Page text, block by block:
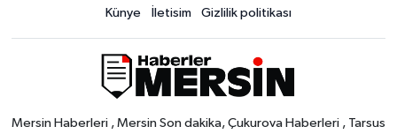
Künye İletisim Gizlilik politikası
Mersin Haberleri , Mersin Son dakika, Çukurova Haberleri , Tarsus